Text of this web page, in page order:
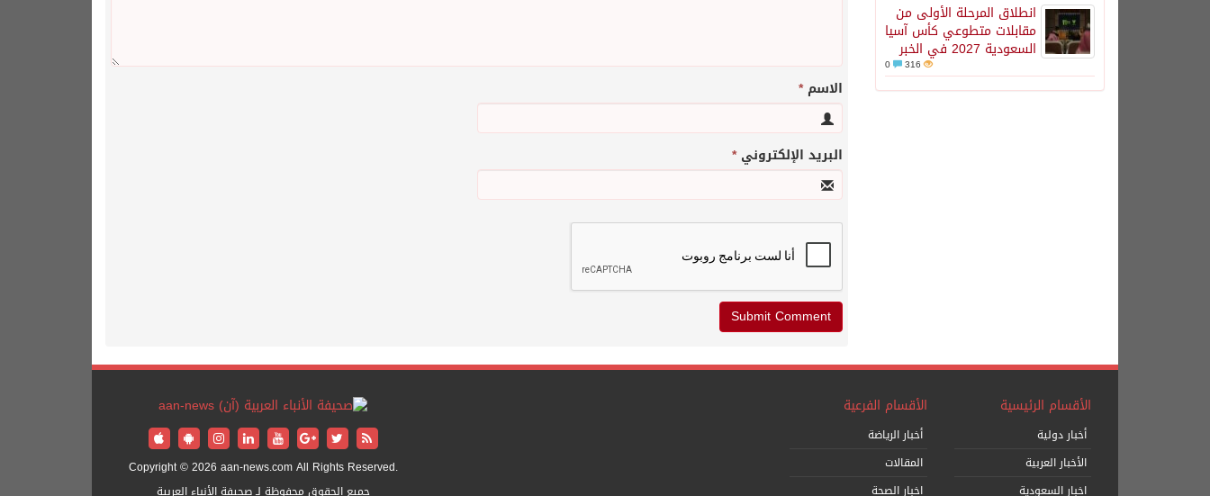
انطلاق المرحلة الأولى من
مقابلات متطوعي كأس آسيا
السعودية 2027 في الخبر
316
الاسم*
البريد الإلكتروني*
الأقسام الرئيسية
أخبار دولية
الأخبار العربية
اخبار السعودية
الأقسام الفرعية
أخبار الرياضة
المقالات
اخبار الصحة
Copyright © 2026 aan-news.com All Rights Reserved.
جميع الحقوق محفوظة لـ صحيفة الأنباء العربية